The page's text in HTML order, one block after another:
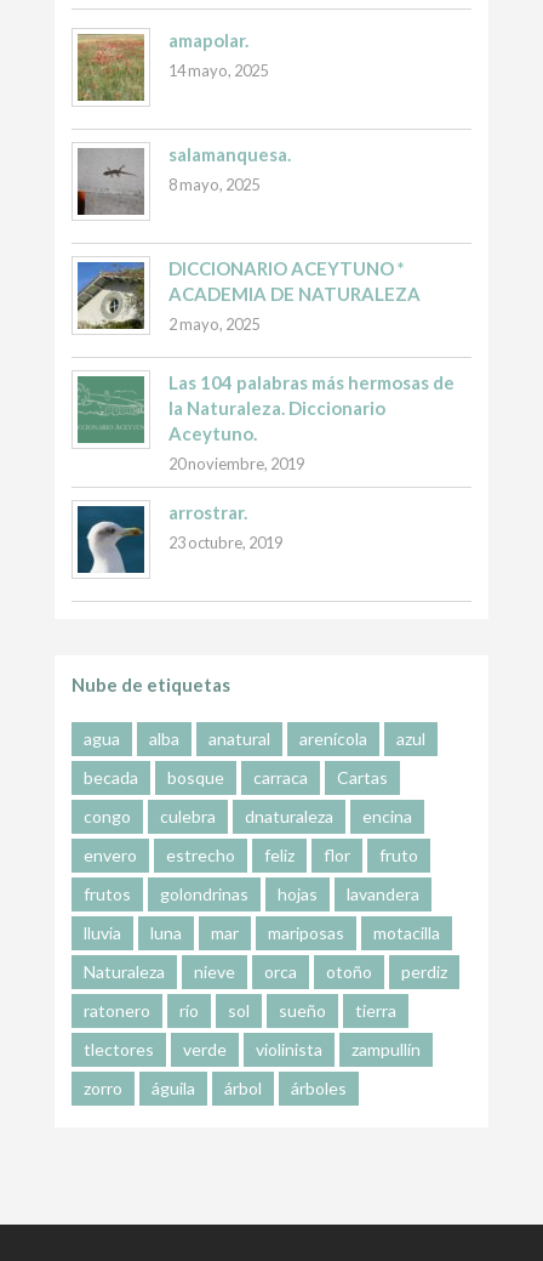
amapolar.
14 mayo, 2025
salamanquesa.
8 mayo, 2025
DICCIONARIO ACEYTUNO *
ACADEMIA DE NATURALEZA
2 mayo, 2025
Las 104 palabras más hermosas de
la Naturaleza. Diccionario
Aceytuno.
20 noviembre, 2019
arrostrar.
23 octubre, 2019
Nube de etiquetas
agua alba anatural arenícola
azul
becada
bosque carraca
Cartas
congo
culebra dnaturaleza
encina
envero
estrecho feliz flor
fruto
frutos
golondrinas hojas
lavandera
lluvia
luna mar mariposas
motacilla
Naturaleza
nieve orca otoño
perdiz
ratonero
río sol sueño
tierra
tlectores
verde violinista
zampullín
zorro
águila árbol árboles